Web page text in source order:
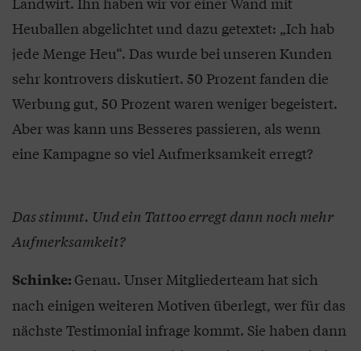
Heuballen abgelichtet und dazu getextet: „Ich hab
jede Menge Heu“. Das wurde bei unseren Kunden
sehr kontrovers diskutiert. 50 Prozent fanden die
Werbung gut, 50 Prozent waren weniger begeistert.
Aber was kann uns Besseres passieren, als wenn
eine Kampagne so viel Aufmerksamkeit erregt?
Das stimmt. Und ein Tattoo erregt dann noch mehr
Aufmerksamkeit?
Schinke: Genau. Unser Mitgliederteam hat sich
nach einigen weiteren Motiven überlegt, wer für das
nächste Testimonial infrage kommt. Sie haben dann